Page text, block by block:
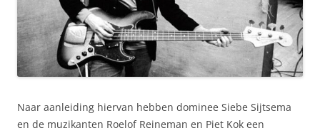
Naar aanleiding hiervan hebben dominee Siebe Sijtsema
en de muzikanten Roelof Reineman en Piet Kok een